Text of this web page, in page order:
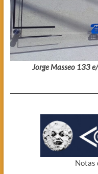
Jorge Masseo 133
Notas